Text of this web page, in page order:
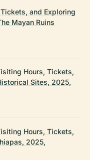
and Exploring
Mayan Ruins
Hours, Tickets,
Sites, 2025,
Hours, Tickets,
2025,